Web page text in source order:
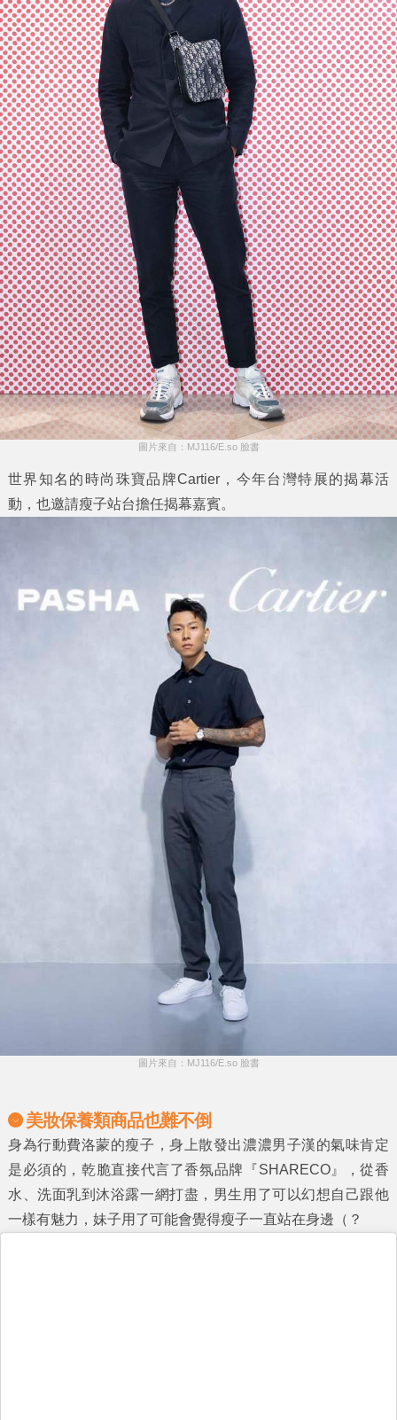
圖片來自：MJ116/E.so 臉書
世界知名的時尚珠寶品牌Cartier，今年台灣特展的揭幕活
動，也邀請瘦子站台擔任揭幕嘉賓。
圖片來自：MJ116/E.so 臉書
美妝保養類商品也難不倒
身為行動費洛蒙的瘦子，身上散發出濃濃男子漢的氣味肯定
是必須的，乾脆直接代言了香氛品牌『SHARECO』，從香
水、洗面乳到沐浴露一網打盡，男生用了可以幻想自己跟他
一樣有魅力，妹子用了可能會覺得瘦子一直站在身邊（？